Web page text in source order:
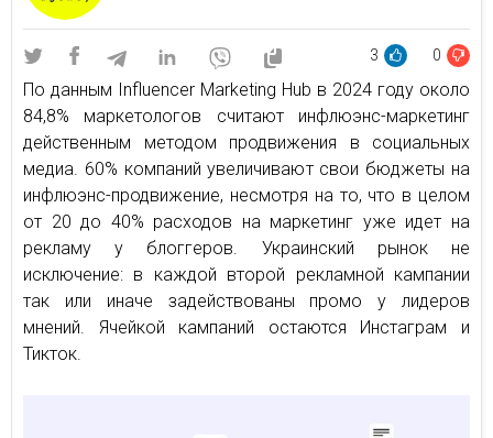
3 0
По данным Influencer Marketing Hub в 2024 году около
84,8% маркетологов считают инфлюэнс-маркетинг
действенным методом продвижения в социальных
медиа. 60% компаний увеличивают свои бюджеты на
инфлюэнс-продвижение, несмотря на то, что в целом
от 20 до 40% расходов на маркетинг уже идет на
рекламу у блоггеров. Украинский рынок не
исключение: в каждой второй рекламной кампании
так или иначе задействованы промо у лидеров
мнений. Ячейкой кампаний остаются Инстаграм и
Тикток.